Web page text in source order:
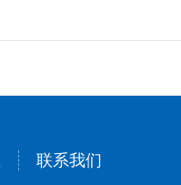
联系我们